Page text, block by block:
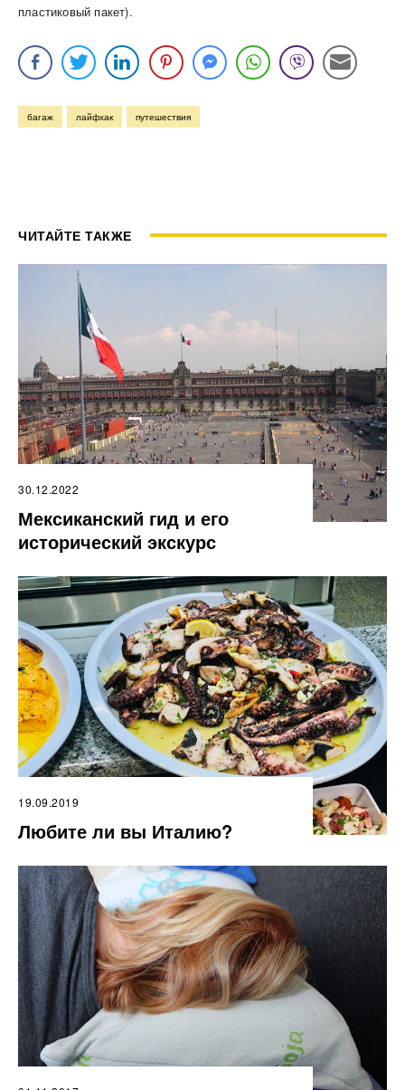
пластиковый пакет).
багаж лайфхак путешествия
ЧИТАЙТЕ ТАКЖЕ
30.12.2022
Мексиканский гид и его
исторический экскурс
19.09.2019
Любите ли вы Италию?